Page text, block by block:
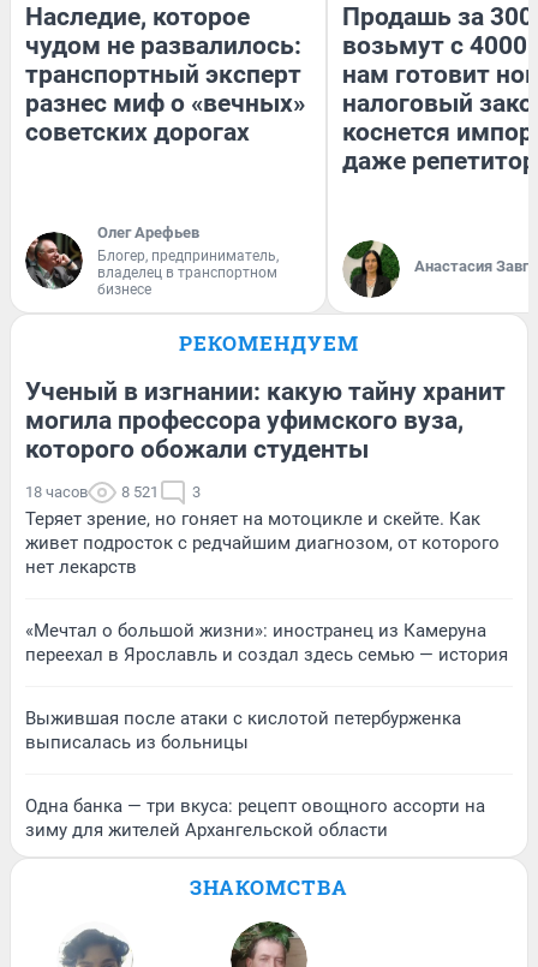
Наследие, которое
чудом не развалилось:
транспортный эксперт
разнес миф о «вечных»
советских дорогах
Олег Арефьев
Блогер, предприниматель,
владелец в транспортном
бизнесе
Продашь за
возьмут с
нам готовит
налоговый
коснется
даже
Анастасия
РЕКОМЕНДУЕМ
Ученый в изгнании: какую тайну хранит
могила профессора уфимского вуза,
которого обожали студенты
18 часов 8 521 3
Теряет зрение, но гоняет на мотоцикле и скейте. Как
живет подросток с редчайшим диагнозом, от которого
нет лекарств
«Мечтал о большой жизни»: иностранец из Камеруна
переехал в Ярославль и создал здесь семью — история
Выжившая после атаки с кислотой петербурженка
выписалась из больницы
Одна банка — три вкуса: рецепт овощного ассорти на
зиму для жителей Архангельской области
ЗНАКОМСТВА